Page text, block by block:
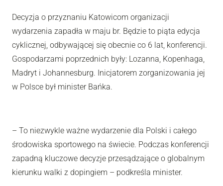
Decyzja o przyznaniu Katowicom organizacji
wydarzenia zapadła w maju br. Będzie to piąta edycja
cyklicznej, odbywającej się obecnie co 6 lat, konferencji.
Gospodarzami poprzednich były: Lozanna, Kopenhaga,
Madryt i Johannesburg. Inicjatorem zorganizowania jej
w Polsce był minister Bańka.
– To niezwykle ważne wydarzenie dla Polski i całego
środowiska sportowego na świecie. Podczas konferencji
zapadną kluczowe decyzje przesądzające o globalnym
kierunku walki z dopingiem – podkreśla minister.